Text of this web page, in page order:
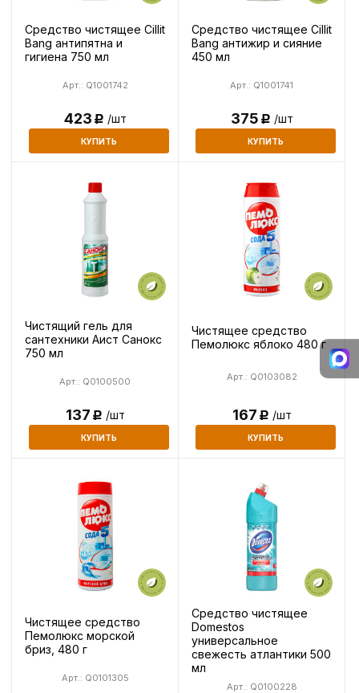
Средство чистящее Cillit
Bang антипятна и
гигиена 750 мл
Арт.: Q1001742
423Р /шт
КУПИТЬ
Средство чистящее Cillit
Bang антижир и сияние
450 мл
Арт.: Q1001741
375Р /шт
КУПИТЬ
Чистящий гель для
сантехники Аист Санокс
750 мл
Арт.: Q0100500
137Р /шт
КУПИТЬ
Чистящее средство
Пемолюкс яблоко 480 г
Арт.: Q0103082
167Р /шт
КУПИТЬ
Чистящее средство
Пемолюкс морской
бриз, 480 г
Арт.: Q0101305
Средство чистящее
Domestos
универсальное
свежесть атлантики 500
мл
Арт.: Q0100228